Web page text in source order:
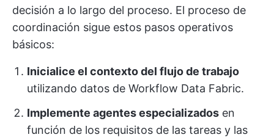
decisión a lo largo del proceso. El proceso de
coordinación sigue estos pasos operativos
básicos:
Inicialice el contexto del flujo de trabajo
utilizando datos de Workflow Data Fabric.
Implemente agentes especializados en
función de los requisitos de las tareas y las